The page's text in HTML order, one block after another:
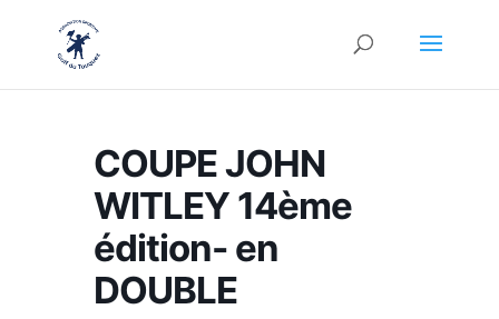
COUPE JOHN
WITLEY 14ème
édition- en
DOUBLE